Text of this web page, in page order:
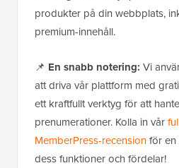
produkter på din webbplats,
premium-innehåll.
📌 En snabb notering: Vi
att driva vår plattform med
ett kraftfullt verktyg för att
prenumerationer. Kolla in vår
MemberPress-recensionför
dess funktioner och fördelar!